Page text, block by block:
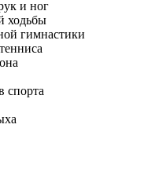
и ног
ходьбы
гимнастики
спорта